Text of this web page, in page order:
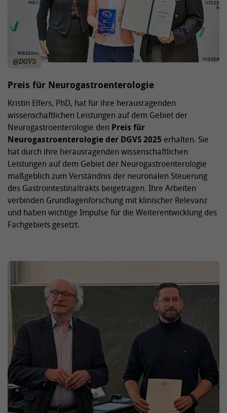
@DGVS
Preis für Neurogastroenterologie
Kristin Elfers, PhD, hat für ihre herausragenden
wissenschaftlichen Leistungen auf dem Gebiet der
Neurogastroenterologie den Preis für
Neurogastroenterologie der DGVS 2025 erhalten. Sie
hat durch ihre herausragenden wissenschaftlichen
Leistungen auf dem Gebiet der Neurogastroenterologie
maßgeblich zum Verständnis der neuronalen Steuerung
des Gastrointestinaltrakts beigetragen. Ihre Arbeiten
verbinden Grundlagenforschung mit klinischer Relevanz
und haben wichtige Impulse für die Weiterentwicklung des
Fachgebiets gesetzt.